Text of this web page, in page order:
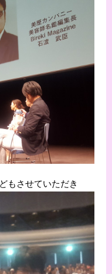
もさせていただき